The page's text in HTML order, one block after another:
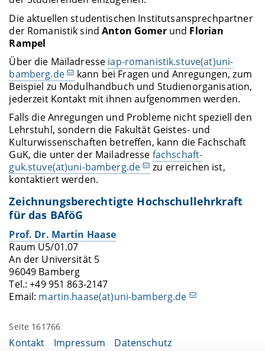
Die aktuellen studentischen Institutsansprechpartner
der Romanistik sindAnton Gomerund Florian
Rampel
Über die Mailadresse iap-romanistik.stuve(at)uni-
bamberg.de
kann bei Fragen und Anregungen, zum
Beispiel zu Modulhandbuch und Studienorganisation,
jederzeit Kontakt mit ihnen aufgenommen werden.
Falls die Anregungen und Probleme nicht speziell den
Lehrstuhl, sondern die Fakultät Geistes- und
Kulturwissenschaften betreffen, kann die Fachschaft
GuK, die unter der Mailadresse fachschaft-
guk.stuve(at)uni-bamberg.de
zu erreichen ist,
kontaktiert werden.
Zeichnungsberechtigte Hochschullehrkraft
für das BAföG
Prof. Dr. Martin Haase
Raum U5/01.07
An der Universität 5
96049 Bamberg
Tel.: +49 951 863-2147
Email: martin.haase(at)uni-bamberg.de
Seite 161766
Kontakt Impressum Datenschutz